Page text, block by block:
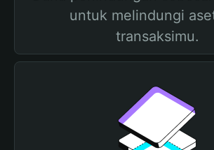
untuk melindungi
transaksimu.